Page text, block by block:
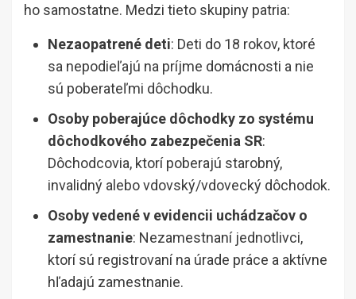
ho samostatne. Medzi tieto skupiny patria:
Nezaopatrené deti: Deti do 18 rokov, ktoré
sa nepodieľajú na príjme domácnosti a nie
sú poberateľmi dôchodku.
Osoby poberajúce dôchodky zo systému
dôchodkového zabezpečenia SR:
Dôchodcovia, ktorí poberajú starobný,
invalidný alebo vdovský/vdovecký dôchodok.
Osoby vedené v evidencii uchádzačov o
zamestnanie: Nezamestnaní jednotlivci,
ktorí sú registrovaní na úrade práce a aktívne
hľadajú zamestnanie.